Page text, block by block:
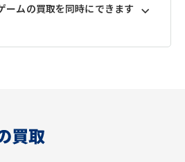
ームの買取を同時にできます